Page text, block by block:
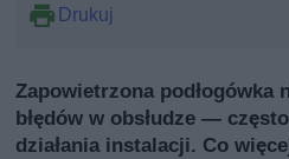
Drukuj
Zapowietrzona podłogówka
błędów w obsłudze —
działania instalacji. Co